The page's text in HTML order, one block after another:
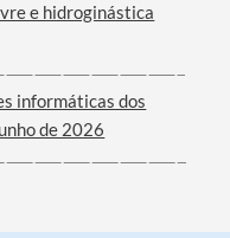
e hidroginástica
informáticas dos
de 2026